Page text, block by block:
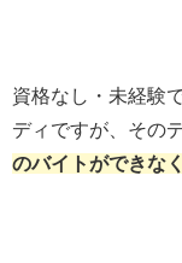
資格なし・未経験
ディですが、その
のバイトができな